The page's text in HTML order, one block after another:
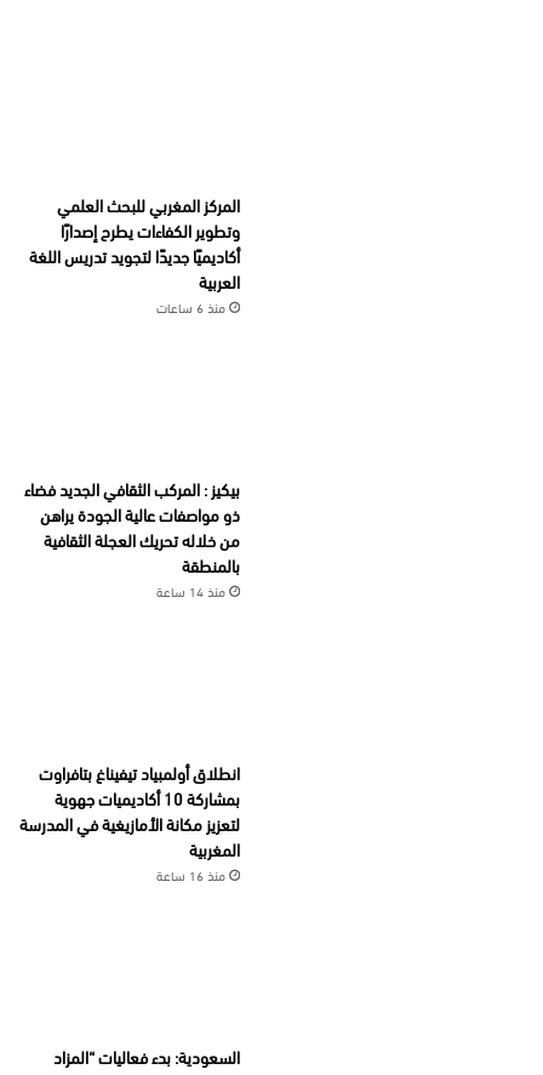
المركز المغربي للبحث العلمي
وتطوير الكفاءات يطرح إصدارًا
أكاديميًا جديدًا لتجويد تدريس اللغة
العربية
منذ 6 ساعات
بيكيز : المركب الثقافي الجديد فضاء
ذو مواصفات عالية الجودة يراهن
من خلاله تحريك العجلة الثقافية
بالمنطقة
منذ 14 ساعة
انطلاق أولمبياد تيفيناغ بتافراوت
بمشاركة 10 أكاديميات جهوية
لتعزيز مكانة الأمازيغية في المدرسة
المغربية
منذ 16 ساعة
السعودية: بدء فعاليات “المزاد